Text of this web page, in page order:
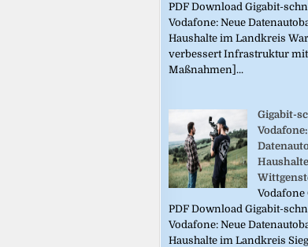
PDF Download Gigabit-
Vodafone: Neue
Haushalte im Landkreis
verbessert Infrastruktur
Maßnahmen]...
Gigabit-
PDF Download Gigabit-
Vodafone: Neue
Haushalte im Landkreis